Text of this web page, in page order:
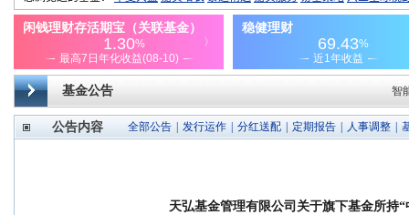
基金公告 智
公告内容 全部公告 发行运作 分红送配 定期报告 人事调整
天弘基金管理有限公司关于旗下基金所持